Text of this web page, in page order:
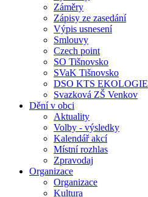
Záměry
Zápisy ze zasedání
Výpis usnesení
Smlouvy
Czech point
SO Tišnovsko
SVaK Tišnovsko
DSO KTS EKOLOGIE
Svazková ZŠ Venkov
Dění v obci
Aktuality
Volby - výsledky
Kalendář akcí
Místní rozhlas
Zpravodaj
Organizace
Organizace
Kultura